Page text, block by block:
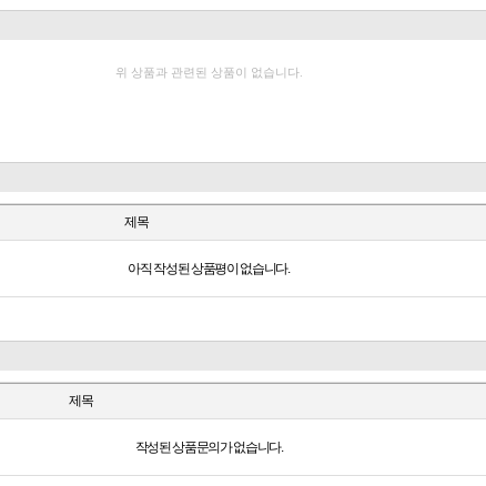
위 상품과 관련된 상품이 없습니다.
제목
아직 작성된 상품평이 없습니다.
제목
작성된 상품문의가 없습니다.